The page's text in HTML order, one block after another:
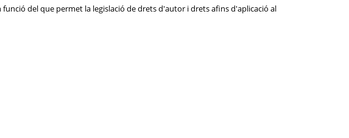
del que permet la legislació de drets d'autor i drets afins d'aplicació al